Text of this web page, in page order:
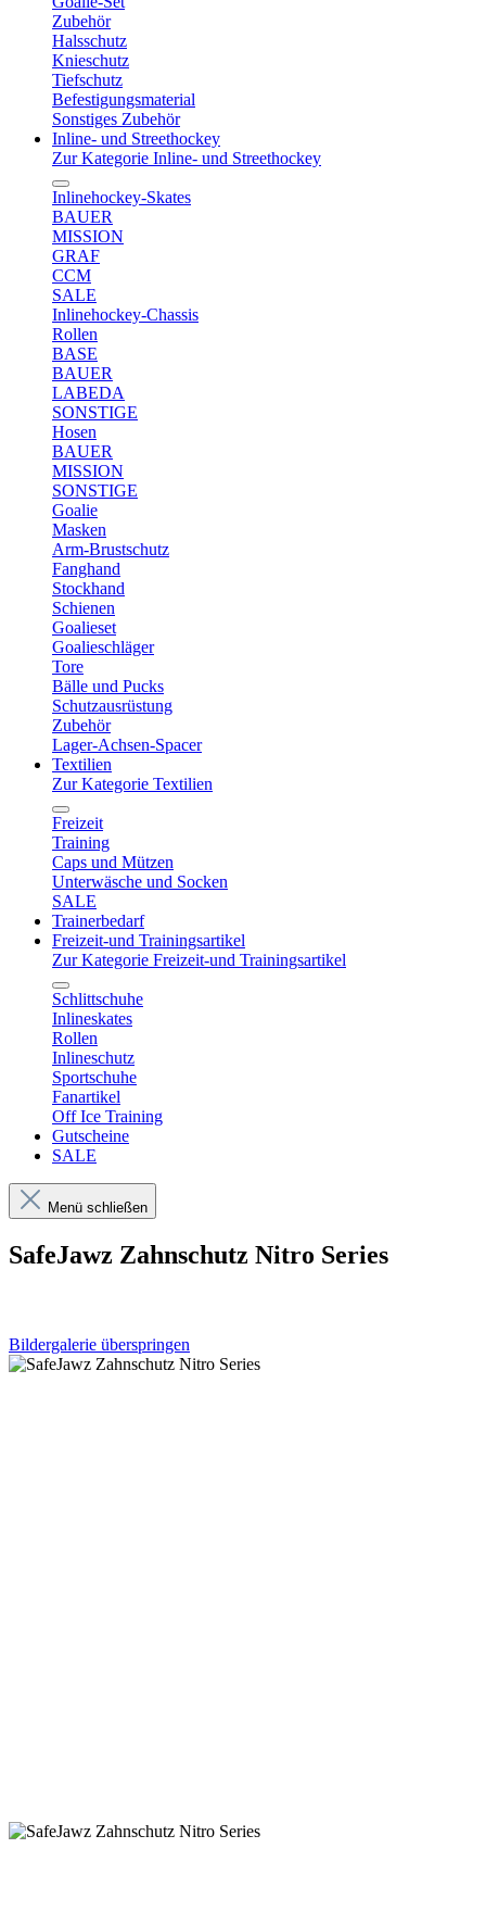
Zubehör
Halsschutz
Knieschutz
Tiefschutz
Befestigungsmaterial
Sonstiges Zubehör
Inline- und Streethockey
Zur Kategorie Inline- und Streethockey
Inlinehockey-Skates
BAUER
MISSION
GRAF
CCM
SALE
Inlinehockey-Chassis
Rollen
BASE
BAUER
LABEDA
SONSTIGE
Hosen
BAUER
MISSION
SONSTIGE
Goalie
Masken
Arm-Brustschutz
Fanghand
Stockhand
Schienen
Goalieset
Goalieschläger
Tore
Bälle und Pucks
Schutzausrüstung
Zubehör
Lager-Achsen-Spacer
Textilien
Zur Kategorie Textilien
Freizeit
Training
Caps und Mützen
Unterwäsche und Socken
SALE
Trainerbedarf
Freizeit-und Trainingsartikel
Zur Kategorie Freizeit-und Trainingsartikel
Schlittschuhe
Inlineskates
Rollen
Inlineschutz
Sportschuhe
Fanartikel
Off Ice Training
Gutscheine
SALE
Menü schließen
SafeJawz Zahnschutz Nitro Series
Bildergalerie überspringen